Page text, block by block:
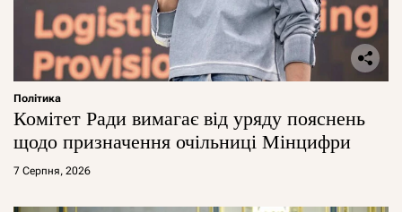
Політика
Комітет Ради вимагає від уряду пояснень
щодо призначення очільниці Мінцифри
7 Серпня, 2026